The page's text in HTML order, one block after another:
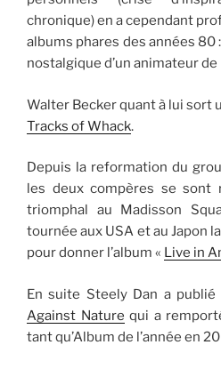
chronique) en a cependant
albums phares des années 80 :
nostalgique d’un animateur
Walter Becker quant à lui sort
Tracks of Whack.
Depuis la reformation du
les deux compères se sont
triomphal au Madisson
tournée aux USA et au Japon
pour donner l’album « Live in
En suite Steely Dan a
Against Nature qui a
tant qu’Album de l’année en